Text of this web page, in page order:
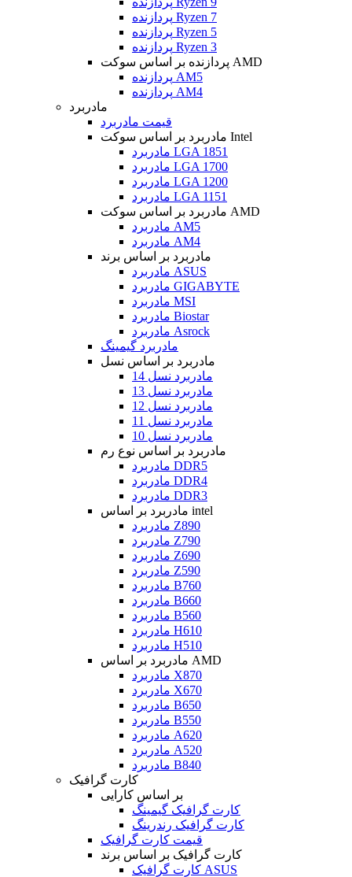
پردازنده Ryzen 7
پردازنده Ryzen 5
پردازنده Ryzen 3
پردازنده بر اساس سوکت AMD
پردازنده AM5
پردازنده AM4
مادربرد
قیمت مادربرد
مادربرد بر اساس سوکت Intel
مادربرد LGA 1851
مادربرد LGA 1700
مادربرد LGA 1200
مادربرد LGA 1151
مادربرد بر اساس سوکت AMD
مادربرد AM5
مادربرد AM4
مادربرد بر اساس برند
مادربرد ASUS
مادربرد GIGABYTE
مادربرد MSI
مادربرد Biostar
مادربرد Asrock
مادربرد گیمینگ
مادربرد بر اساس نسل
مادربرد نسل 14
مادربرد نسل 13
مادربرد نسل 12
مادربرد نسل 11
مادربرد نسل 10
مادربرد بر اساس نوع رم
مادربرد DDR5
مادربرد DDR4
مادربرد DDR3
مادربرد بر اساس intel
مادربرد Z890
مادربرد Z790
مادربرد Z690
مادربرد Z590
مادربرد B760
مادربرد B660
مادربرد B560
مادربرد H610
مادربرد H510
مادربرد بر اساس AMD
مادربرد X870
مادربرد X670
مادربرد B650
مادربرد B550
مادربرد A620
مادربرد A520
مادربرد B840
کارت گرافیک
بر اساس کارایی
کارت گرافیک گیمینگ
کارت گرافیک رندرینگ
قیمت کارت گرافیک
کارت گرافیک بر اساس برند
کارت گرافیک ASUS